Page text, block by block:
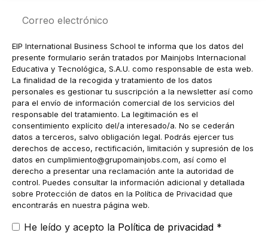
electrónico
EIP International Business School te informa que los datos del
presente formulario serán tratados por Mainjobs Internacional
Educativa y Tecnológica, S.A.U. como responsable de esta web.
La finalidad de la recogida y tratamiento de los datos
personales es gestionar tu suscripción a la newsletter así como
para el envío de información comercial de los servicios del
responsable del tratamiento. La legitimación es el
consentimiento explícito del/a interesado/a. No se cederán
datos a terceros, salvo obligación legal. Podrás ejercer tus
derechos de acceso, rectificación, limitación y supresión de los
datos en cumplimiento@grupomainjobs.com, así como el
derecho a presentar una reclamación ante la autoridad de
control. Puedes consultar la información adicional y detallada
sobre Protección de datos en la Política de Privacidad que
encontrarás en nuestra página web.
He leído y acepto la Política de privacidad *